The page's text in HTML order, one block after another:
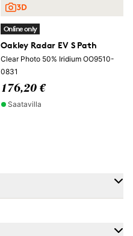
Online only
Oakley Radar EV S Path
Clear Photo 50% Iridium OO9510-
0831
176,20 €
Saatavilla